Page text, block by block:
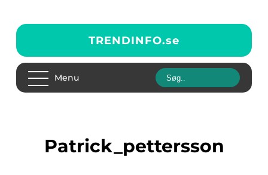
TRENDINFO.se
Menu
patrick_pettersson